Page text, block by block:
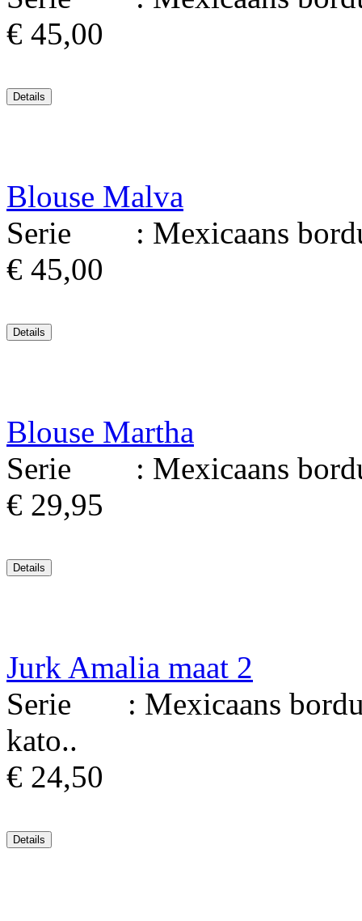
€ 45,00
Blouse Malva
Serie : Mexicaans
€ 45,00
Blouse Martha
Serie : Mexicaans
€ 29,95
Jurk Amalia maat 2
Serie : Mexicaans
kato..
€ 24,50